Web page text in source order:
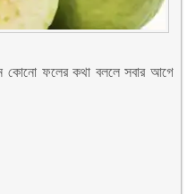
কোনো ফলের কথা বললে সবার আগে